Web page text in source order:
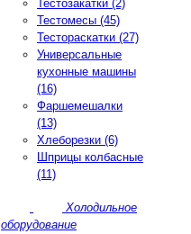
Тестозакатки (2)
Тестомесы (45)
Тестораскатки (27)
Универсальные
кухонные машины
(16)
Фаршемешалки
(13)
Хлеборезки (6)
Шприцы колбасные
(11)
Холодильное
оборудование